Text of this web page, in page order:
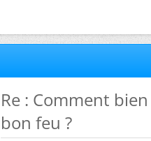
Re : Comment
bon feu ?